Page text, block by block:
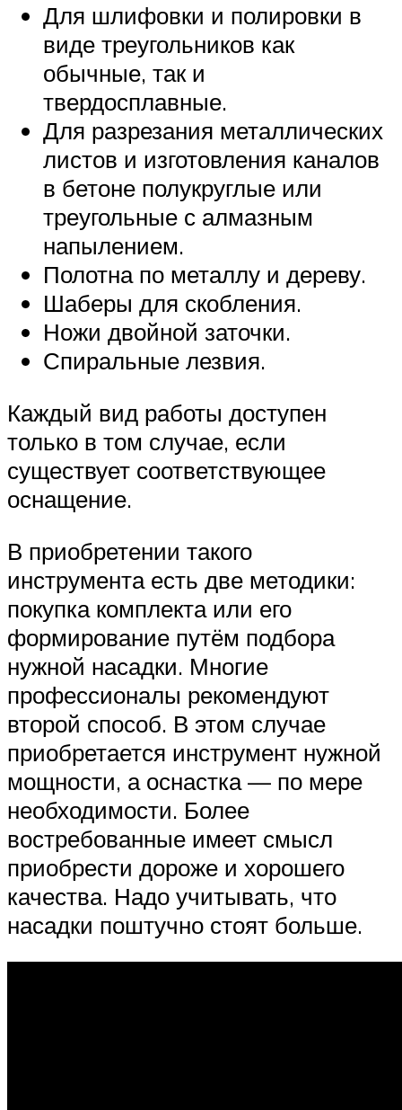
Для шлифовки и полировки в
виде треугольников как
обычные, так и
твердосплавные.
Для разрезания металлических
листов и изготовления каналов
в бетоне полукруглые или
треугольные с алмазным
напылением.
Полотна по металлу и дереву.
Шаберы для скобления.
Ножи двойной заточки.
Спиральные лезвия.
Каждый вид работы доступен
только в том случае, если
существует соответствующее
оснащение.
В приобретении такого
инструмента есть две методики:
покупка комплекта или его
формирование путём подбора
нужной насадки. Многие
профессионалы рекомендуют
второй способ. В этом случае
приобретается инструмент нужной
мощности, а оснастка — по мере
необходимости. Более
востребованные имеет смысл
приобрести дороже и хорошего
качества. Надо учитывать, что
насадки поштучно стоят больше.